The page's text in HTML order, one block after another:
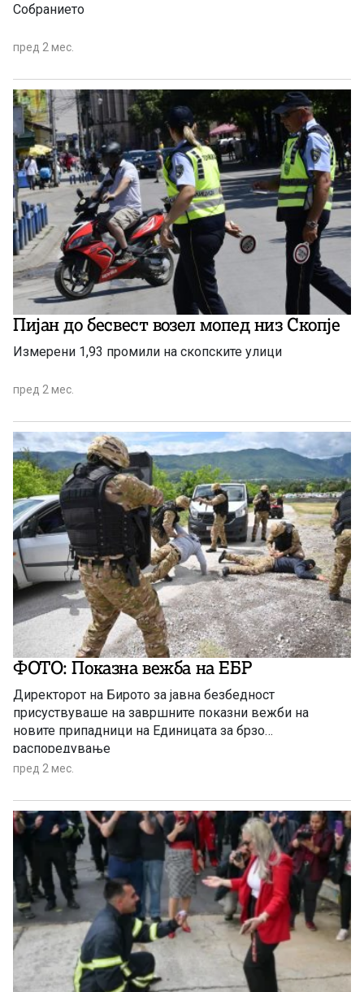
Собранието
пред 2 мес.
Пијан до бесвест возел мопед низ Скопје
Измерени 1,93 промили на скопските улици
пред 2 мес.
ФОТО: Показна вежба на ЕБР
Директорот на Бирото за јавна безбедност
присуствуваше на завршните показни вежби на
новите припадници на Единицата за брзо
распоредување
пред 2 мес.